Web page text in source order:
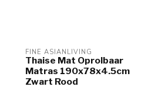
FINE ASIANLIVING
Thaise Mat Oprolbaar
Matras 190x78x4.5cm
Zwart Rood